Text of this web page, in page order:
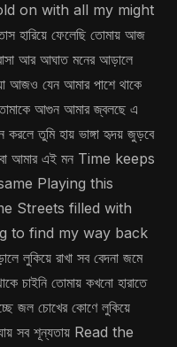
on with all my might
হারিয়ে ফেলেছি তোমায় আজ
আর আঘাত মনের আড়ালে
আজও যেন আমার পাশে থাকে
আগুন আমার জ্বলছে এ
করলে তুমি হায় ভাঙ্গা হৃদয় জুড়বে
আমার এই মন Time keeps
Playing this
Streets filled with
to find my way back
রাখা সব বেদনা জমে
চাইনি তোমায় কখনো হারাতে
জল চোখের কোণে লুকিয়ে
সব শূন্যতায় Read the